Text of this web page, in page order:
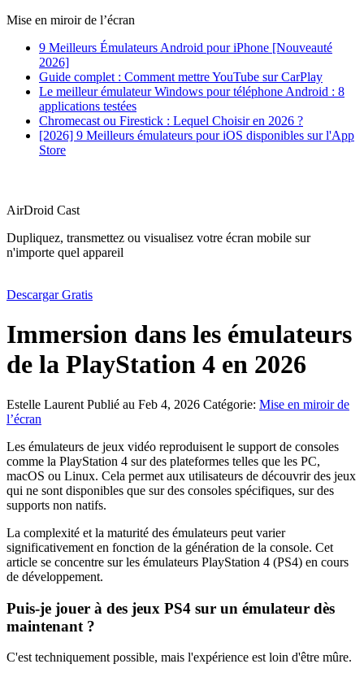
Mise en miroir de l’écran
9 Meilleurs Émulateurs Android pour iPhone [Nouveauté
2026]
Guide complet : Comment mettre YouTube sur CarPlay
Le meilleur émulateur Windows pour téléphone Android : 8
applications testées
Chromecast ou Firestick : Lequel Choisir en 2026 ?
[2026] 9 Meilleurs émulateurs pour iOS disponibles sur l'App
Store
AirDroid Cast
Dupliquez, transmettez ou visualisez votre écran mobile sur
n'importe quel appareil
Descargar Gratis
Immersion dans les émulateurs
de la PlayStation 4 en 2026
Estelle Laurent Publié au Feb 4, 2026 Catégorie: Mise en miroir de
l’écran
Les émulateurs de jeux vidéo reproduisent le support de consoles
comme la PlayStation 4 sur des plateformes telles que les PC,
macOS ou Linux. Cela permet aux utilisateurs de découvrir des jeux
qui ne sont disponibles que sur des consoles spécifiques, sur des
supports non natifs.
La complexité et la maturité des émulateurs peut varier
significativement en fonction de la génération de la console. Cet
article se concentre sur les émulateurs PlayStation 4 (PS4) en cours
de développement.
Puis-je jouer à des jeux PS4 sur un émulateur dès
maintenant ?
C'est techniquement possible, mais l'expérience est loin d'être mûre.